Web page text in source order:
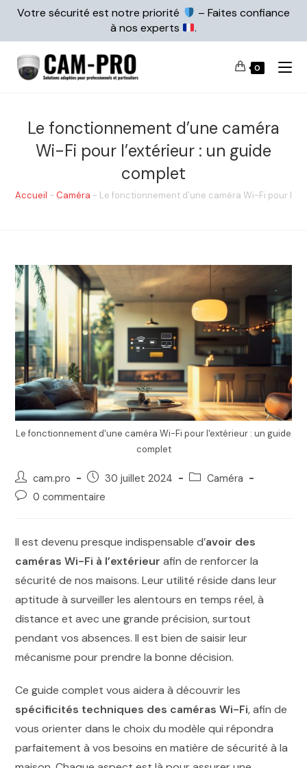
Votre sécurité est notre priorité
– Faites confiance
à nos experts
.
0
Le fonctionnement d’une caméra
Wi-Fi pour l’extérieur : un guide
complet
Accueil - Caméra - Le fonctionnement d’une caméra Wi-Fi pour
Le fonctionnement d'une caméra Wi-Fi pour l'extérieur : un guide
complet
cam.pro 30 juillet 2024
Caméra
0 commentaire
Il est devenu presque indispensable d’avoir des
caméras Wi-Fi à l’extérieur afin de renforcer la
sécurité de nos maisons. Leur utilité réside dans leur
aptitude à surveiller les alentours en temps réel, à
distance et avec une grande précision, surtout
pendant vos absences. Il est bien de saisir leur
mécanisme pour prendre la bonne décision.
Ce guide complet vous aidera à découvrir les
spécificités techniques des caméras Wi-Fi, afin de
vous orienter dans le choix du modèle qui répondra
parfaitement à vos besoins en matière de sécurité à la